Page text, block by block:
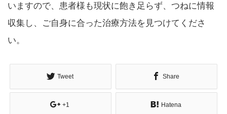
いますので、患者様も現状に飽き足らず、つねに情報
収集し、ご自身に合った治療方法を見つけてくださ
い。
Tweet Share
+1 Hatena